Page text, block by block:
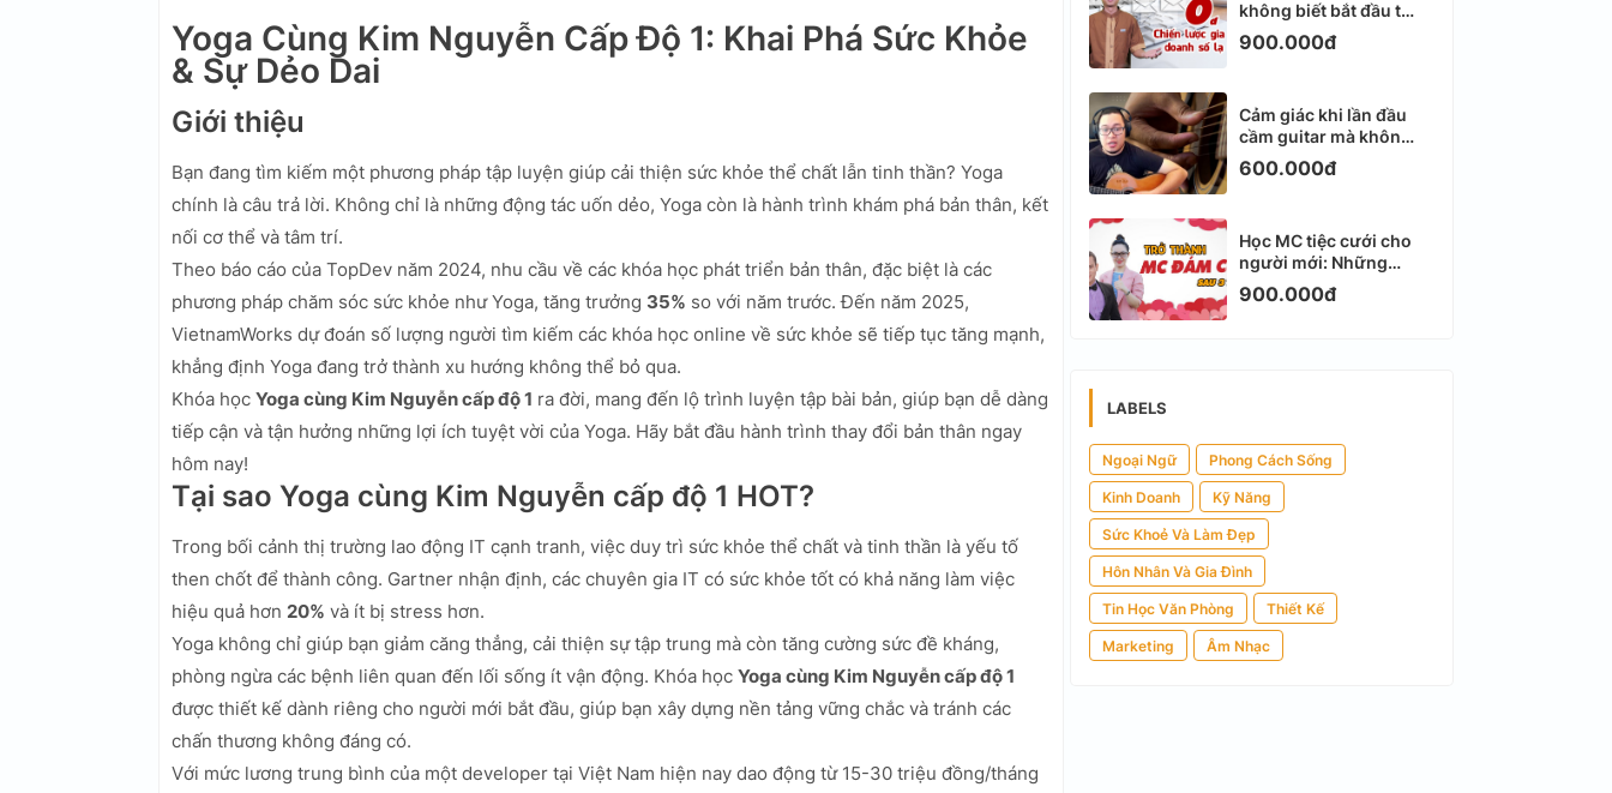
Yoga Cùng Kim Nguyễn Cấp Độ 1: Khai Phá Sức Khỏe
& Sự Dẻo Dai
Giới thiệu
Bạn đang tìm kiếm một phương pháp tập luyện giúp cải thiện sức khỏe thể chất lẫn tinh thần? Yoga
chính là câu trả lời. Không chỉ là những động tác uốn dẻo, Yoga còn là hành trình khám phá bản thân, kết
nối cơ thể và tâm trí.
Theo báo cáo của TopDev năm 2024, nhu cầu về các khóa học phát triển bản thân, đặc biệt là các
phương pháp chăm sóc sức khỏe như Yoga, tăng trưởng 35% so với năm trước. Đến năm 2025,
VietnamWorks dự đoán số lượng người tìm kiếm các khóa học online về sức khỏe sẽ tiếp tục tăng mạnh,
khẳng định Yoga đang trở thành xu hướng không thể bỏ qua.
Khóa học Yoga cùng Kim Nguyễn cấp độ 1 ra đời, mang đến lộ trình luyện tập bài bản, giúp bạn dễ dàng
tiếp cận và tận hưởng những lợi ích tuyệt vời của Yoga. Hãy bắt đầu hành trình thay đổi bản thân ngay
hôm nay!
Tại sao Yoga cùng Kim Nguyễn cấp độ 1 HOT?
Trong bối cảnh thị trường lao động IT cạnh tranh, việc duy trì sức khỏe thể chất và tinh thần là yếu tố
then chốt để thành công. Gartner nhận định, các chuyên gia IT có sức khỏe tốt có khả năng làm việc
hiệu quả hơn 20% và ít bị stress hơn.
Yoga không chỉ giúp bạn giảm căng thẳng, cải thiện sự tập trung mà còn tăng cường sức đề kháng,
phòng ngừa các bệnh liên quan đến lối sống ít vận động. Khóa học Yoga cùng Kim Nguyễn cấp độ 1
được thiết kế dành riêng cho người mới bắt đầu, giúp bạn xây dựng nền tảng vững chắc và tránh các
chấn thương không đáng có.
Với mức lương trung bình của một developer tại Việt Nam hiện nay dao động từ 15-30 triệu đồng/tháng
không biết bắt đầu từ
đâu với Email
Marketing
900.000đ
Cảm giác khi lần đầu
cầm guitar mà không
biết bắt đầu từ đâu
600.000đ
Học MC tiệc cưới cho
người mới: Những
ngày đầu thực sự khá
ngợp
900.000đ
LABELS
Ngoại Ngữ Phong Cách Sống
Kinh Doanh Kỹ Năng
Sức Khoẻ Và Làm Đẹp
Hôn Nhân Và Gia Đình
Tin Học Văn Phòng Thiết Kế
Marketing Âm Nhạc